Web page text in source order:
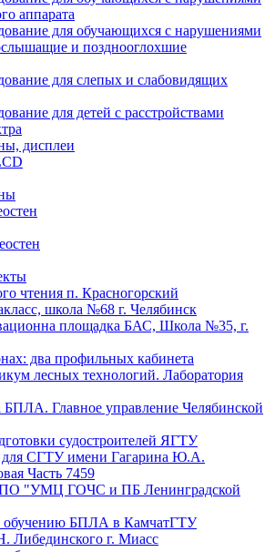
аппарата
для обучающихся с нарушениями
и позднооглохшие
для слепых и слабовидящих
для детей с расстройствами
дисплеи
чтения п. Красногорский
школа №68 г. Челябинск
площадка БАС, Школа №35, г.
два профильных кабинета
лесных технологий. Лаборатория
БПЛА. Главное управление Челябинской
судостроителей ЯГТУ
СГТУ имени Гагарина Ю.А.
Часть 7459
"УМЦ ГОЧС и ПБ Ленинградской
обучению БПЛА в КамчатГТУ
Либединского г. Миасс